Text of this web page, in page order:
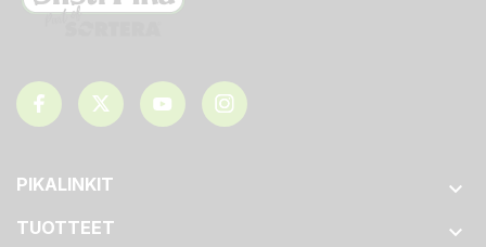
PIKALINKIT 
TUOTTEET 